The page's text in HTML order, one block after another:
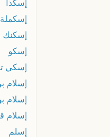
إسكذا
إسكملة
إسكنك
إسكو
إسكي
إسلام
إسلام
إسلام
إسلم